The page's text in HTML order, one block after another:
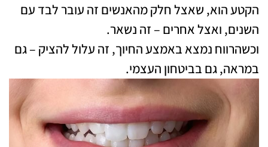
הקטע הוא, שאצל חלק מהאנשים זה עובר לבד עם
השנים, ואצל אחרים – זה נשאר.
וכשהרווח נמצא באמצע החיוך, זה עלול להציק – גם
במראה, גם בביטחון העצמי.